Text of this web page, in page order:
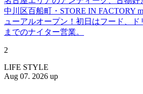
中川区百船町・STORE IN FACTORY
ューアルオープン！初日はフード、
までのナイター営業。
2
LIFE STYLE
Aug 07. 2026 up